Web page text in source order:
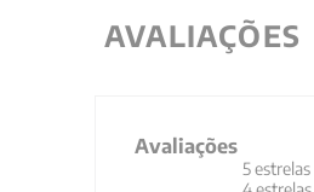
AVALIAÇÕES
Avaliações
5estrelas